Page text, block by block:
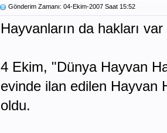
Gönderim Zamanı: 04-Ekim-2007 Saat 15:52
Hayvanların da hakları var
4 Ekim, "Dünya Hayvan
evinde ilan edilen Hayvan
oldu.